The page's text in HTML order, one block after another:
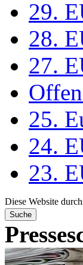
29.
28.
27.
25.
24.
23.
Diese Website